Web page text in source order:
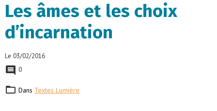
Les âmes et les choix
d’incarnation
Le 03/02/2016
0
Dans Textes Lumière